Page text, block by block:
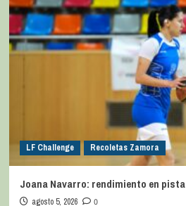
LF Challenge Recoletas Zamora
Joana Navarro: rendimiento en pista
agosto 5, 2026 0